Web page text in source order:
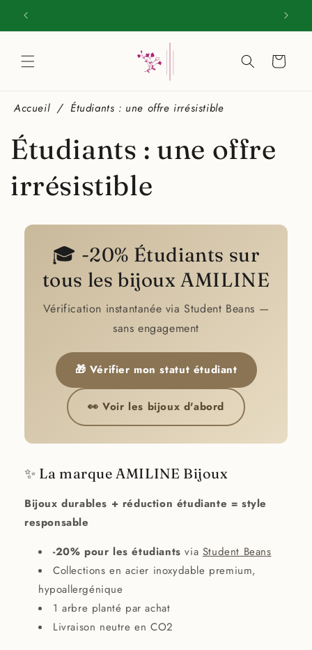
passer
au
AmilineBijoux, Boutique en ligne de bijoux en acier inoxydable
Panier
Accueil Étudiants : une offre irrésistible
Étudiants : une offre
irrésistible
🎓 -20% Étudiants sur
tous les bijoux AMILINE
Vérification instantanée via Student Beans —
sans engagement
🎁 Vérifier mon statut étudiant
👀 Voir les bijoux d'abord
✨ La marque AMILINE Bijoux
Bijoux durables + réduction étudiante = style
responsable
-20% pour les étudiants via Student Beans
Collections en acier inoxydable premium,
hypoallergénique
1 arbre planté par achat
Livraison neutre en CO2